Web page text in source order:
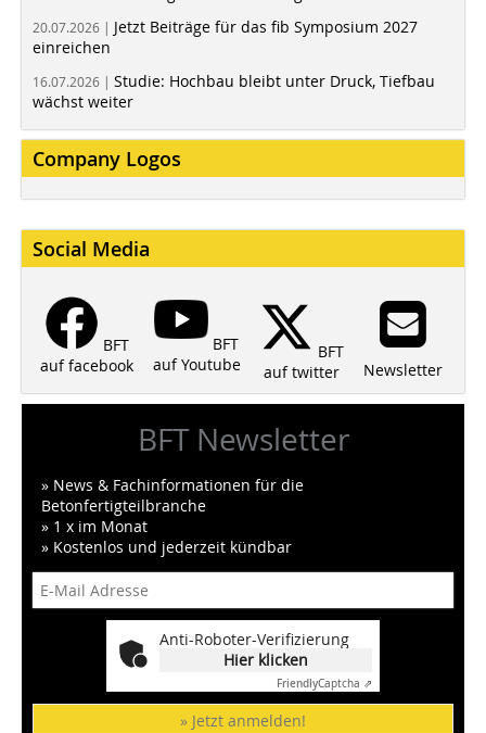
20.07.2026 | Jetzt Beiträge für das fib Symposium 2027
einreichen
16.07.2026 | Studie: Hochbau bleibt unter Druck, Tiefbau
wächst weiter
Company Logos
Social Media
BFT
auf facebook
BFT
auf Youtube
BFT
auf twitter
Newsletter
BFT Newsletter
» News & Fachinformationen für die
Betonfertigteilbranche
» 1 x im Monat
» Kostenlos und jederzeit kündbar
Anti-Roboter-Verifizierung
Hier klicken
FriendlyCaptcha ⇗
» Jetzt anmelden!